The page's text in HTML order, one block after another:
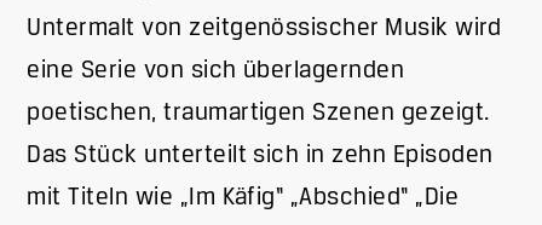
Untermalt von zeitgenössischer Musik wird
eine Serie von sich überlagernden
poetischen, traumartigen Szenen gezeigt.
Das Stück unterteilt sich in zehn Episoden
mit Titeln wie „Im Käfig“ „Abschied“ „Die